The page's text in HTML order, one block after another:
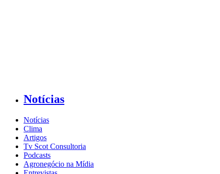
Notícias
Notícias
Clima
Artigos
Tv Scot Consultoria
Podcasts
Agronegócio na Mídia